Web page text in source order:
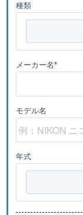
種類
メーカー名*
モデル名
年式